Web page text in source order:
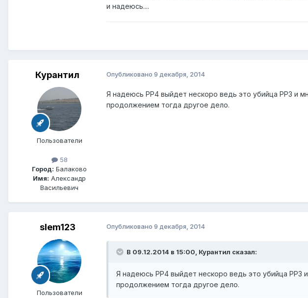
и надеюсь....
Курантил
Пользователи
58
Город: Балаково
Имя: Александр
Васильевич
Опубликовано 9 декабря, 2014
Я надеюсь РР4 выйдет нескоро ведь это убийца РР3 и
продолжением тогда другое дело.
slem123
Пользователи
Опубликовано 9 декабря, 2014
В 09.12.2014 в 15:00, Курантил сказал:
Я надеюсь РР4 выйдет нескоро ведь это убийца РР3
продолжением тогда другое дело.